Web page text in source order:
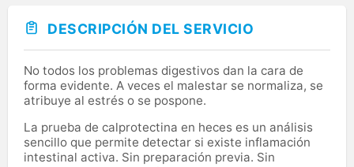
DESCRIPCIÓN DEL SERVICIO
No todos los problemas digestivos dan la cara de
forma evidente. A veces el malestar se normaliza, se
atribuye al estrés o se pospone.
La prueba de calprotectina en heces es un análisis
sencillo que permite detectar si existe inflamación
intestinal activa. Sin preparación previa. Sin